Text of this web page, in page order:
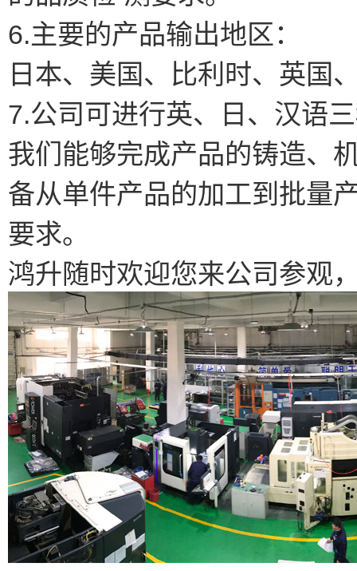
6.主要的产品输出地区：
日本、美国、比利时、英国
7.公司可进行英、日、汉语
我们能够完成产品的铸造、
备从单件产品的加工到批量
要求。
鸿升随时欢迎您来公司参观